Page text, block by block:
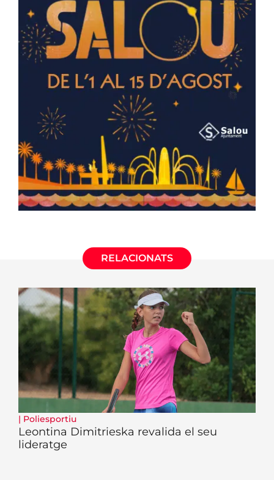
RELACIONATS
| Poliesportiu
Leontina Dimitrieska revalida el seu
lideratge